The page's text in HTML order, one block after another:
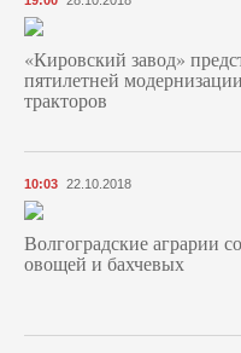
«Кировский завод»
пятилетней
тракторов
10:03 22.10.2018
Волгоградские аграрии
овощей и бахчевых